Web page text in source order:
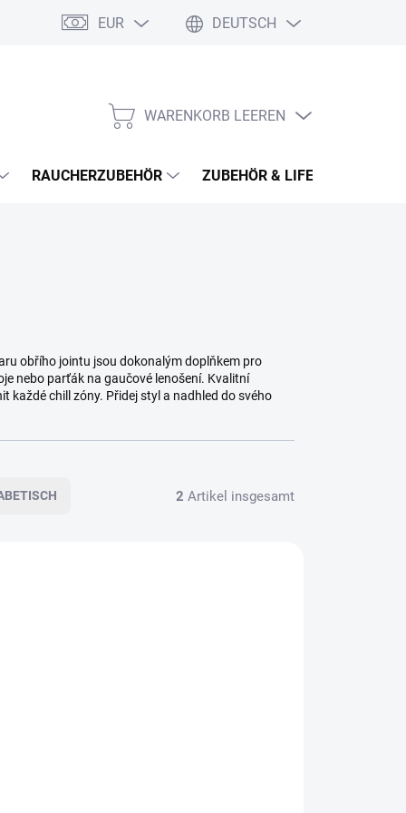
EUR DEUTSCH
WARENKORB
WARENKORB LEEREN
RAUCHERZUBEHÖR ZUBEHÖR & LIFESTYLE
obřího jointu jsou dokonalým doplňkem pro
nebo parťák na gaučové lenošení. Kvalitní
každé chill zóny. Přidej styl a nadhled do svého
2 Artikel insgesamt